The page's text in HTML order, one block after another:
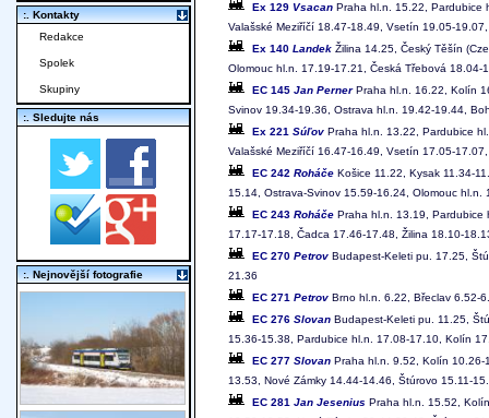
Ex 129 Vsacan Praha hl.n. 15.22, Pardubice
Valašské Meziříčí 18.47-18.49, Vsetín 19.05-
Ex 140 Landek Žilina 14.25, Český Těšín
Olomouc hl.n. 17.19-17.21, Česká Třebová
EC 145 Jan PernerPraha hl.n. 16.22, Kolín
Svinov 19.34-19.36, Ostrava hl.n. 19.42-19.44,
Ex 221 Súľov Praha hl.n. 13.22, Pardubice
Valašské Meziříčí 16.47-16.49, Vsetín 17.05-
EC 242 Roháče Košice 11.22, Kysak 11.34-
15.14, Ostrava-Svinov 15.59-16.24, Olomouc
EC 243 Roháče Praha hl.n. 13.19, Pardubice
17.17-17.18, Čadca 17.46-17.48, Žilina 18.10-
EC 270 Petrov Budapest-Keleti pu. 17.25,
21.36
EC 271 Petrov Brno hl.n. 6.22, Břeclav 6.52-
EC 276 Slovan Budapest-Keleti pu. 11.25,
15.36-15.38, Pardubice hl.n. 17.08-17.10, Kolín
EC 277 Slovan Praha hl.n. 9.52, Kolín 10.26-
13.53, Nové Zámky 14.44-14.46, Štúrovo 15.11-
EC 281 Jan Jesenius Praha hl.n. 15.52,
:. Kontakty
Redakce
Spolek
Skupiny
:. Sledujte nás
:. Nejnovější fotografie